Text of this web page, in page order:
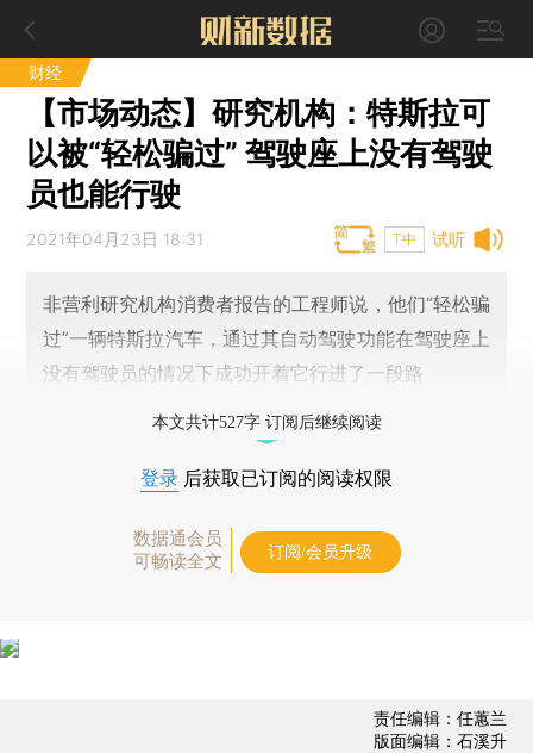
财经
【市场动态】研究机构：特斯拉可
以被“轻松骗过” 驾驶座上没有驾驶
员也能行驶
试听
2021年04月23日 18:31 T中
非营利研究机构消费者报告的工程师说，他们“轻松骗
过”一辆特斯拉汽车，通过其自动驾驶功能在驾驶座上
没有驾驶员的情况下成功开着它行进了一段路
本文共计527字 订阅后继续阅读
登录 后获取已订阅的阅读权限
数据通会员
可畅读全文
订阅/会员升级
责任编辑：任蕙兰
版面编辑：石溪升